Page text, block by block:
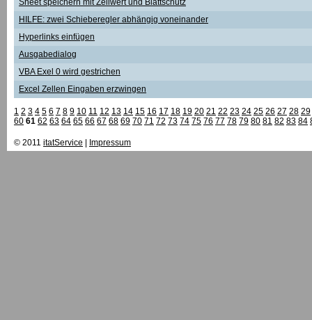
Sheet speichern mit Zellwert und Blattschutz
HILFE: zwei Schieberegler abhängig voneinander
Hyperlinks einfügen
Ausgabedialog
VBA Exel 0 wird gestrichen
Excel Zellen Eingaben erzwingen
1 2 3 4 5 6 7 8 9 10 11 12 13 14 15 16 17 18 19 20 21 22 23 24 25 26 27 28 29
60 61 62 63 64 65 66 67 68 69 70 71 72 73 74 75 76 77 78 79 80 81 82 83 84
© 2011 itatService Impressum